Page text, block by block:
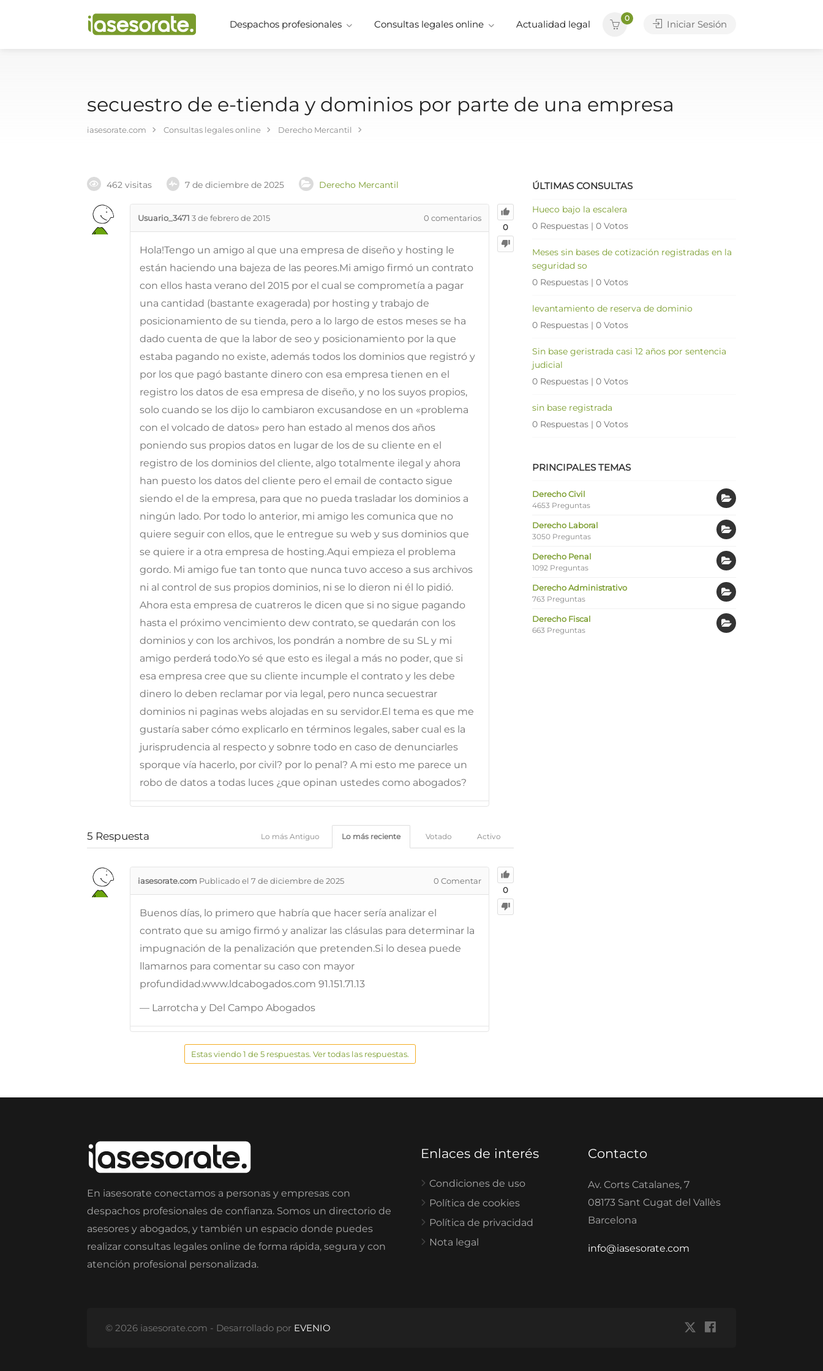
Despachos profesionales Consultas legales online Actualidad legal
0
Iniciar Sesión
secuestro de e-tienda y dominios por parte de una empresa
iasesorate.com Consultas legales online Derecho Mercantil
462 visitas 7 de diciembre de 2025 Derecho Mercantil
0
Usuario_3471 3 de febrero de 2015 0 comentarios
Hola!Tengo un amigo al que una empresa de diseño y hosting le
están haciendo una bajeza de las peores.Mi amigo firmó un contrato
con ellos hasta verano del 2015 por el cual se comprometía a pagar
una cantidad (bastante exagerada) por hosting y trabajo de
posicionamiento de su tienda, pero a lo largo de estos meses se ha
dado cuenta de que la labor de seo y posicionamiento por la que
estaba pagando no existe, además todos los dominios que registró y
por los que pagó bastante dinero con esa empresa tienen en el
registro los datos de esa empresa de diseño, y no los suyos propios,
solo cuando se los dijo lo cambiaron excusandose en un «problema
con el volcado de datos» pero han estado al menos dos años
poniendo sus propios datos en lugar de los de su cliente en el
registro de los dominios del cliente, algo totalmente ilegal y ahora
han puesto los datos del cliente pero el email de contacto sigue
siendo el de la empresa, para que no pueda trasladar los dominios a
ningún lado. Por todo lo anterior, mi amigo les comunica que no
quiere seguir con ellos, que le entregue su web y sus dominios que
se quiere ir a otra empresa de hosting.Aqui empieza el problema
gordo. Mi amigo fue tan tonto que nunca tuvo acceso a sus archivos
ni al control de sus propios dominios, ni se lo dieron ni él lo pidió.
Ahora esta empresa de cuatreros le dicen que si no sigue pagando
hasta el próximo vencimiento dew contrato, se quedarán con los
dominios y con los archivos, los pondrán a nombre de su SL y mi
amigo perderá todo.Yo sé que esto es ilegal a más no poder, que si
esa empresa cree que su cliente incumple el contrato y les debe
dinero lo deben reclamar por via legal, pero nunca secuestrar
dominios ni paginas webs alojadas en su servidor.El tema es que me
gustaría saber cómo explicarlo en términos legales, saber cual es la
jurisprudencia al respecto y sobnre todo en caso de denunciarles
sporque vía hacerlo, por civil? por lo penal? A mi esto me parece un
robo de datos a todas luces ¿que opinan ustedes como abogados?
5 Respuesta Activo
Votado
Lo más reciente
Lo más Antiguo
0
iasesorate.com Publicado el 7 de diciembre de 2025 0 Comentar
Buenos días, lo primero que habría que hacer sería analizar el
contrato que su amigo firmó y analizar las clásulas para determinar la
impugnación de la penalización que pretenden.Si lo desea puede
llamarnos para comentar su caso con mayor
profundidad.www.ldcabogados.com 91.151.71.13
— Larrotcha y Del Campo Abogados
Estas viendo 1 de 5 respuestas. Ver todas las respuestas.
ÚLTIMAS CONSULTAS
Hueco bajo la escalera
0 Respuestas | 0 Votos
Meses sin bases de cotización registradas en la
seguridad so
0 Respuestas | 0 Votos
levantamiento de reserva de dominio
0 Respuestas | 0 Votos
Sin base geristrada casi 12 años por sentencia
judicial
0 Respuestas | 0 Votos
sin base registrada
0 Respuestas | 0 Votos
PRINCIPALES TEMAS
Derecho Civil
4653 Preguntas
Derecho Laboral
3050 Preguntas
Derecho Penal
1092 Preguntas
Derecho Administrativo
763 Preguntas
Derecho Fiscal
663 Preguntas
En iasesorate conectamos a personas y empresas con
despachos profesionales de confianza. Somos un directorio de
asesores y abogados, y también un espacio donde puedes
realizar consultas legales online de forma rápida, segura y con
atención profesional personalizada.
Enlaces de interés
Condiciones de uso
Política de cookies
Política de privacidad
Nota legal
Contacto
Av. Corts Catalanes, 7
08173 Sant Cugat del Vallès
Barcelona
info@iasesorate.com
© 2026 iasesorate.com - Desarrollado por EVENIO